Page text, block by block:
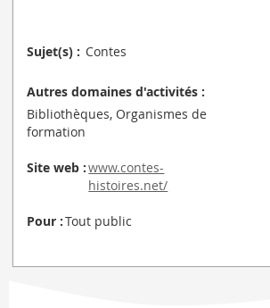
Sujet(s) : Contes
Autres domaines d'activités :
Bibliothèques, Organismes de
formation
Site web :www.contes-
histoires.net/
Pour :Tout public